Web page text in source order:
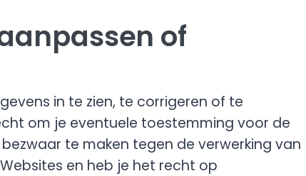
of
in te zien, te corrigeren of te
om je eventuele toestemming voor de
te maken tegen de verwerking van
en heb je het recht op